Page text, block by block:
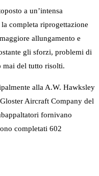
a un’intensa
completa riprogettazione
allungamento e
gli sforzi, problemi di
mai del tutto risolti.
alla A.W. Hawksley
Aircraft Company del
fornivano
completati 602